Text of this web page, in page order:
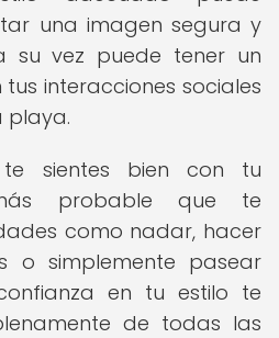
una imagen segura y
su vez puede tener un
interacciones sociales
playa.
te sientes bien con tu
probable que te
como nadar, hacer
o simplemente pasear
en tu estilo te
de todas las